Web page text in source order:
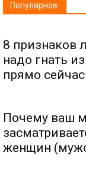
Популярное:
8 признаков
надо гнать
прямо сейчас
Почему ваш
женщин